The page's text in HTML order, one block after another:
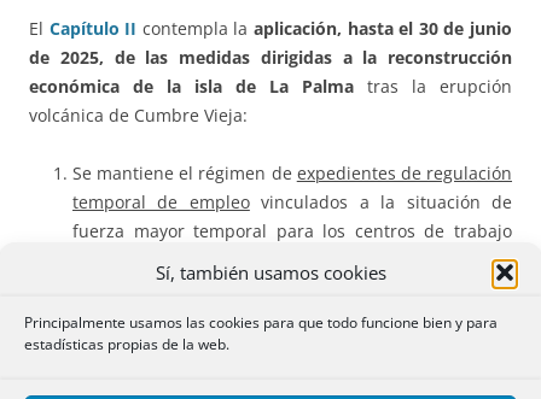
Sí, también usamos cookies
Principalmente usamos las cookies para que todo funcione bien y para
estadísticas propias de la web.
El Capítulo II contempla laaplicación, hasta el 30 de junio
de 2025, de las medidas dirigidas a la reconstrucción
económica de la isla de La Palma tras la erupción
volcánica de Cumbre Vieja:
Se mantiene el régimen de expedientes de regulación
temporal de empleovinculados a la situación de
fuerza mayor temporal para los centros de trabajo
ubicados en los municipios de El Paso, Los Llanos de
Aridane y Tazacote, afectados por la erupción.
Se extiende hasta dicha fecha el
aplazamiento del